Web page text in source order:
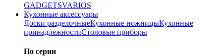
GADGETSVARIOS
Кухонные аксессуары
Доски разделочныеКухонные ножницыКухонные
принадлежностиСтоловые приборы
По серии